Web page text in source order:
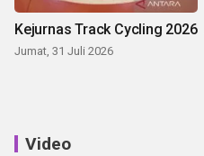
Kejurnas Track Cycling 2026
Jumat, 31 Juli 2026
Video